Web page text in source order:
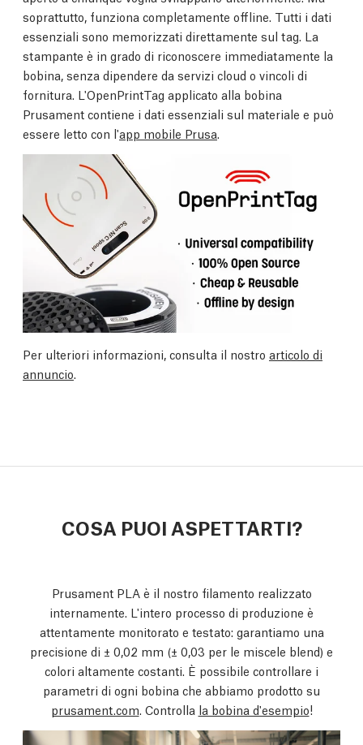
soprattutto, funziona completamente offline. Tutti i dati
essenziali sono memorizzati direttamente sul tag. La
stampante è in grado di riconoscere immediatamente la
bobina, senza dipendere da servizi cloud o vincoli di
fornitura. L'OpenPrintTag applicato alla bobina
Prusament contiene i dati essenziali sul materiale e può
essere letto con l'app mobile Prusa.
Per ulteriori informazioni, consulta il nostro articolo di
annuncio.
COSA PUOI ASPETTARTI?
Prusament PLA è il nostro filamento realizzato
internamente. L'intero processo di produzione è
attentamente monitorato e testato: garantiamo una
precisione di ± 0,02 mm (± 0,03 per le miscele blend) e
colori altamente costanti. È possibile controllare i
parametri di ogni bobina che abbiamo prodotto su
prusament.com. Controlla la bobina d'esempio!